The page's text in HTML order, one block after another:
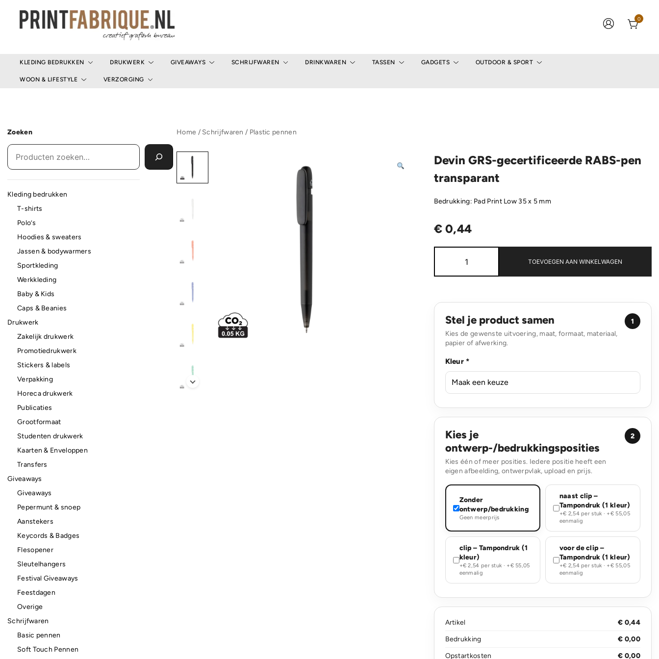
0
KLEDING BEDRUKKEN DRUKWERK GIVEAWAYS SCHRIJFWAREN DRINKWAREN TASSEN GADGETS OUTDOOR & SPORT
WOON & LIFESTYLE VERZORGING
Home / Schrijfwaren / Plastic pennen
Devin GRS-gecertificeerde RABS-pen
transparant
Bedrukking: Pad Print Low 35 x 5 mm
€0,44
GRS-
TOEVOEGEN AAN WINKELWAGEN
Stel je product samen
Kies de gewenste uitvoering, maat, formaat, materiaal,
papier of afwerking.
1
Kleur *
Kies je
ontwerp-/bedrukkingsposities
Kies één of meer posities. Iedere positie heeft een
eigen afbeelding, ontwerpvlak, upload en prijs.
2
Zonder
ontwerp/bedrukking
Geen meerprijs
naast clip –
Tampondruk (1 kleur)
+€ 2,54 per stuk · +€ 55,05
eenmalig
clip – Tampondruk (1
kleur)
+€ 2,54 per stuk · +€ 55,05
eenmalig
voor de clip –
Tampondruk (1 kleur)
+€ 2,54 per stuk · +€ 55,05
eenmalig
Artikel
€ 0,44
Bedrukking
€ 0,00
Opstartkosten
€ 0,00
Zoeken
Kleding bedrukken
T-shirts
Polo’s
Hoodies & sweaters
Jassen & bodywarmers
Sportkleding
Werkkleding
Baby & Kids
Caps & Beanies
Drukwerk
Zakelijk drukwerk
Promotiedrukwerk
Stickers & labels
Verpakking
Horeca drukwerk
Publicaties
Grootformaat
Studenten drukwerk
Kaarten & Enveloppen
Transfers
Giveaways
Giveaways
Pepermunt & snoep
Aanstekers
Keycords & Badges
Flesopener
Sleutelhangers
Festival Giveaways
Feestdagen
Overige
Schrijfwaren
Basic pennen
Soft Touch Pennen